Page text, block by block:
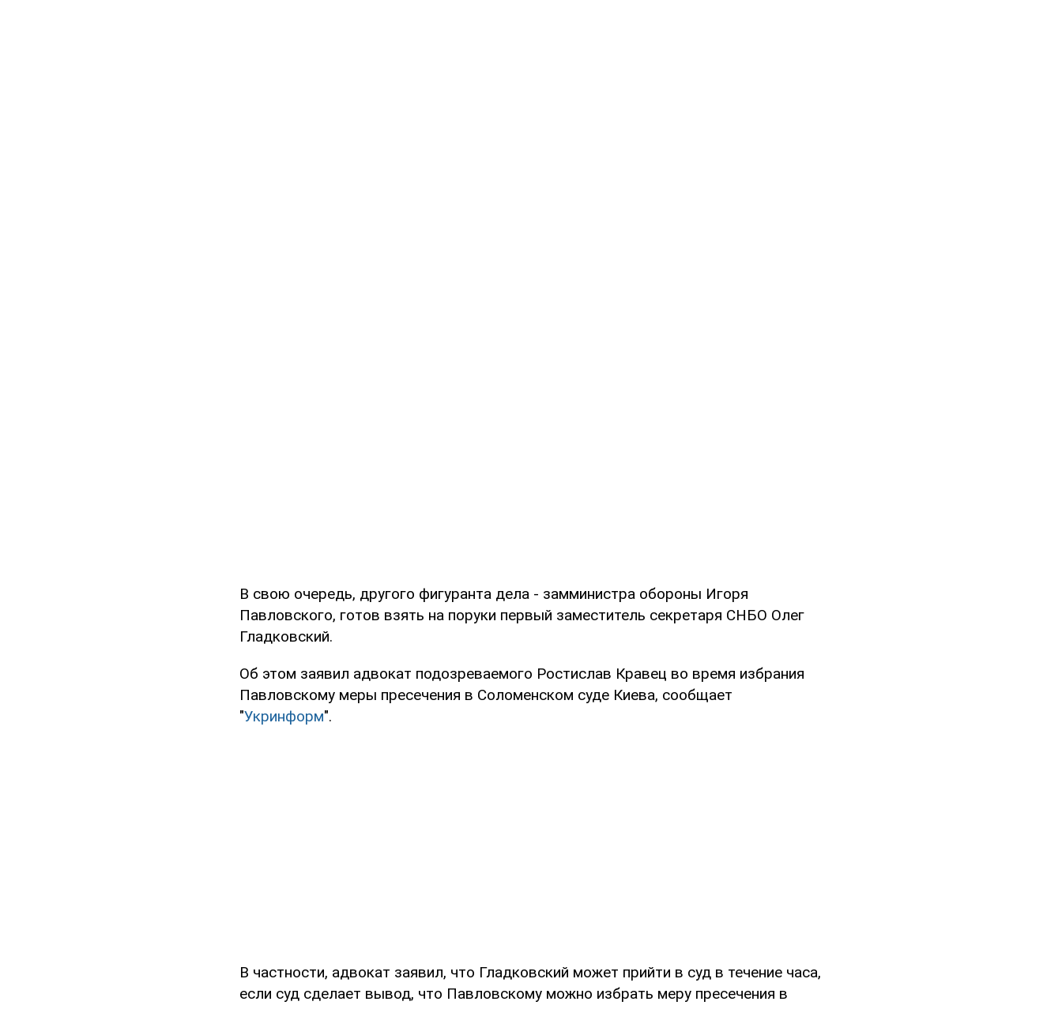
В свою очередь, другого фигуранта дела - замминистра обороны Игоря
Павловского, готов взять на поруки первый заместитель секретаря СНБО Олег
Гладковский.
Об этом заявил адвокат подозреваемого Ростислав Кравец во время избрания
Павловскому меры пресечения в Соломенском суде Киева, сообщает
"Укринформ".
В частности, адвокат заявил, что Гладковский может прийти в суд в течение часа,
если суд сделает вывод, что Павловскому можно избрать меру пресечения в